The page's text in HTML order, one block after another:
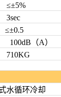
≤±0.5
（A）
循环冷却